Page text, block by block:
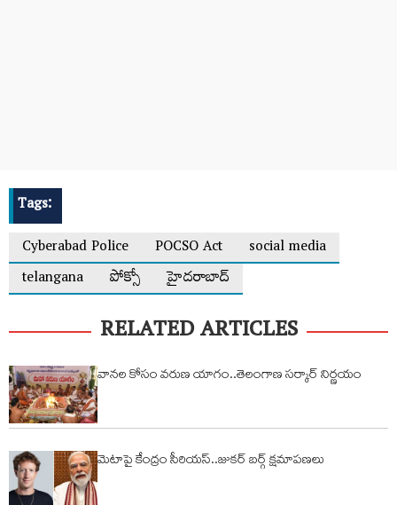
Tags:
Cyberabad Police
POCSO Act
social media
telangana
పోక్సో హైదరాబాద్
RELATED ARTICLES
వానల కోసం వరుణ యాగం..తెలంగాణ సర్కార్ నిర్ణయం
మెటాపై కేంద్రం సీరియస్..జుకర్ బర్గ్ క్షమాపణలు